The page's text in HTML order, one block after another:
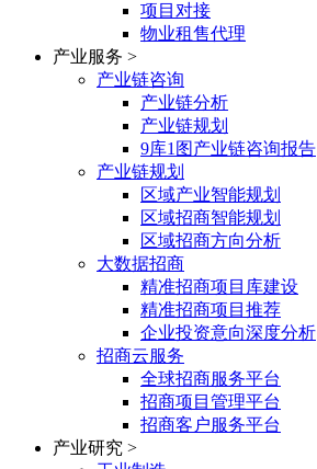
项目对接
物业租售代理
产业服务 >
产业链咨询
产业链分析
产业链规划
9库1图产业链咨询报告
产业链规划
区域产业智能规划
区域招商智能规划
区域招商方向分析
大数据招商
精准招商项目库建设
精准招商项目推荐
企业投资意向深度分析
招商云服务
全球招商服务平台
招商项目管理平台
招商客户服务平台
产业研究 >